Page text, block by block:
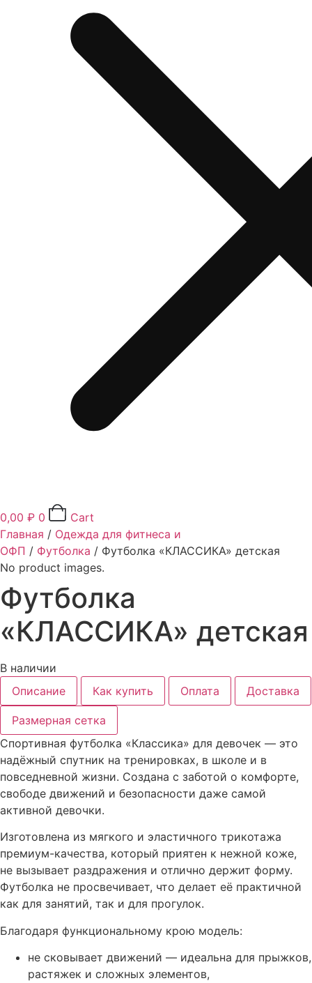
0,00 ₽ 0
Cart
Главная / Одежда для фитнеса и
ОФП / Футболка / Футболка «КЛАССИКА» детская
No product images.
Футболка
«КЛАССИКА» детская
В наличии
Описание
Как купить Оплата Доставка
Размерная сетка
Спортивная футболка «Классика» для девочек — это
надёжный спутник на тренировках, в школе и в
повседневной жизни. Создана с заботой о комфорте,
свободе движений и безопасности даже самой
активной девочки.
Изготовлена из мягкого и эластичного трикотажа
премиум-качества, который приятен к нежной коже,
не вызывает раздражения и отлично держит форму.
Футболка не просвечивает, что делает её практичной
как для занятий, так и для прогулок.
Благодаря функциональному крою модель:
не сковывает движений — идеальна для прыжков,
растяжек и сложных элементов,